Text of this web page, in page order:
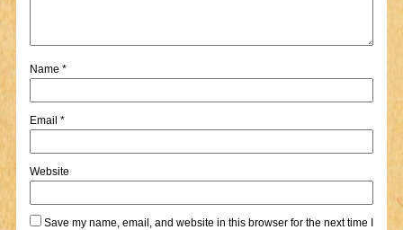
Name *
Email *
Website
Save my name, email, and website in this browser for the next time I